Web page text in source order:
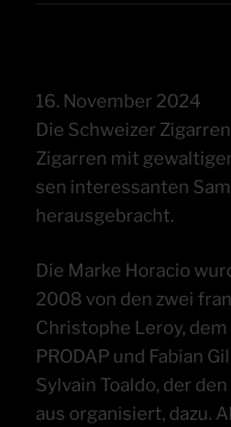
16. Novem­ber 2024
Die Schwei­zer
Zigar­ren mit
sen inter­es­san­ten
herausgebracht.
Die Mar­ke Hora­cio
2008 von den zwei
Chris­to­phe Leroy,
PRODAP und Fabi­an
Syl­vain Toal­do, der
aus orga­ni­siert, dazu.